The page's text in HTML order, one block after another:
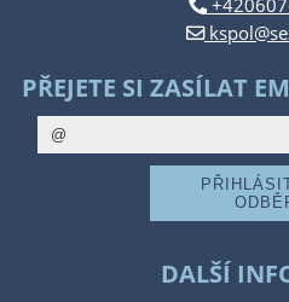
PŘEJETE SI ZASÍLAT
DALŠÍ